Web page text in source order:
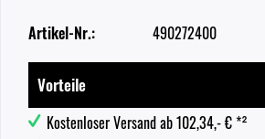
Artikel-Nr.: 490272400
Vorteile
Kostenloser Versand ab 102,34,- € *²